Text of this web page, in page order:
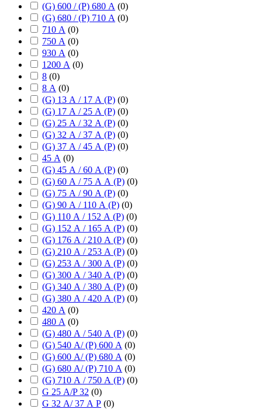
(G) 600 / (P) 680 А (0)
(G) 680 / (P) 710 А (0)
710 А (0)
750 А (0)
930 А (0)
1200 А (0)
8 (0)
8 А (0)
(G) 13 А / 17 А (P) (0)
(G) 17 А / 25 А (P) (0)
(G) 25 А / 32 А (P) (0)
(G) 32 А / 37 А (P) (0)
(G) 37 А / 45 А (P) (0)
45 А (0)
(G) 45 А / 60 А (P) (0)
(G) 60 А / 75 А А (P) (0)
(G) 75 А / 90 А (P) (0)
(G) 90 А / 110 А (P) (0)
(G) 110 А / 152 А (P) (0)
(G) 152 А / 165 А (P) (0)
(G) 176 А / 210 А (P) (0)
(G) 210 А / 253 А (P) (0)
(G) 253 А / 300 А (P) (0)
(G) 300 А / 340 А (P) (0)
(G) 340 А / 380 А (P) (0)
(G) 380 А / 420 А (P) (0)
420 А (0)
480 А (0)
(G) 480 А / 540 А (P) (0)
(G) 540 А/ (P) 600 А (0)
(G) 600 А/ (P) 680 А (0)
(G) 680 А/ (P) 710 А (0)
(G) 710 А / 750 А (P) (0)
G 25 А/P 32 (0)
G 32 А/ 37 А P (0)